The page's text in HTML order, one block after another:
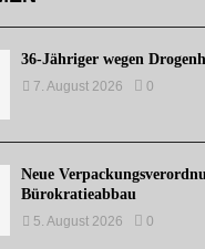
36-Jähriger wegen
7. August 2026 0
Neue
Bürokratieabbau
5. August 2026 0